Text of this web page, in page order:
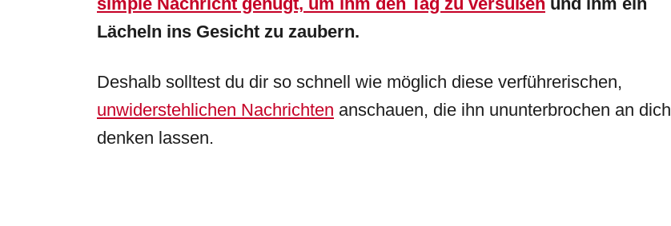
Lächeln ins Gesicht zu zaubern.
Deshalb solltest du dir so schnell wie möglich diese verführerischen,
unwiderstehlichen Nachrichten anschauen, die ihn ununterbrochen an dich
denken lassen.